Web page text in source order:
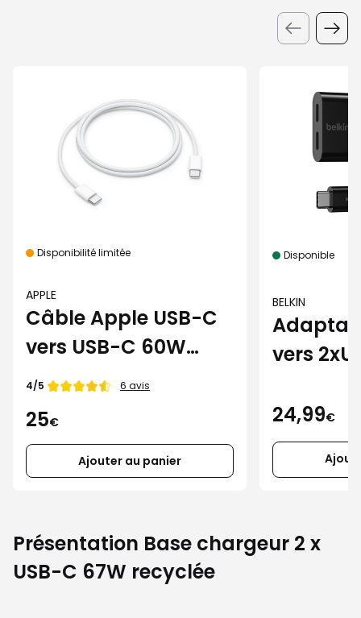
Disponibilité limitée
APPLE
Câble Apple USB-C
vers USB-C 60W
(1m)
Note de
4/5 6 avis
25€
Ajouter au panier
Disponible
BELKIN
vers
24,99€
Présentation Base chargeur 2 x
USB-C 67W recyclée